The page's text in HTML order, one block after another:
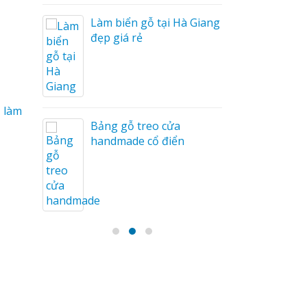
làm
Làm biển gỗ tại Hà Giang
đẹp giá rẻ
Bảng gỗ treo cửa
handmade cổ điển